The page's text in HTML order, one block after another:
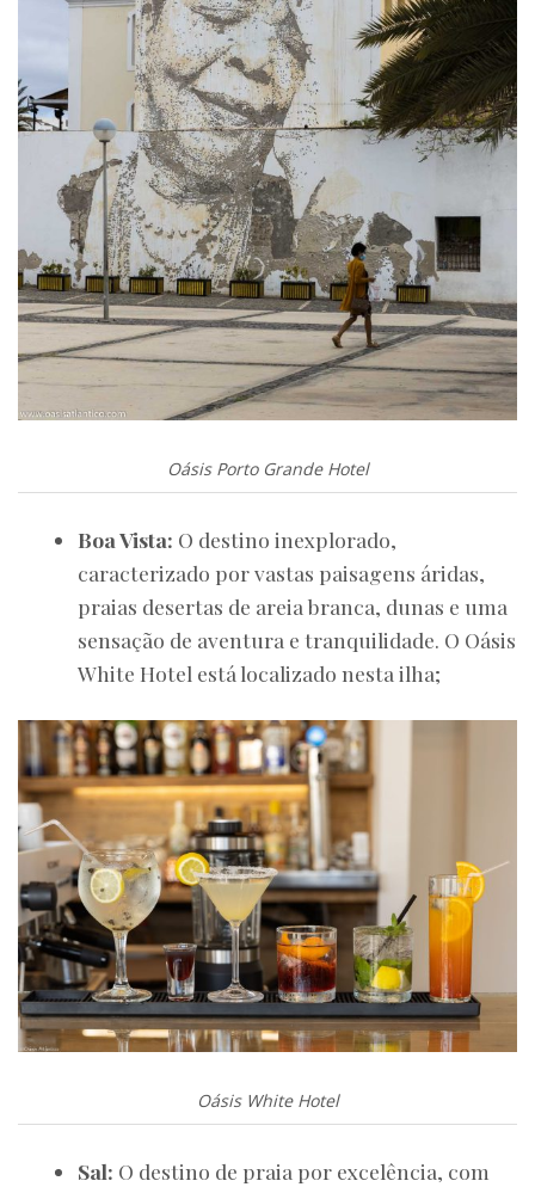
Oásis Porto Grande Hotel
Boa Vista: O destino inexplorado,
caracterizado por vastas paisagens áridas,
praias desertas de areia branca, dunas e uma
sensação de aventura e tranquilidade. O Oásis
White Hotel está localizado nesta ilha;
Oásis White Hotel
Sal: O destino de praia por excelência, com